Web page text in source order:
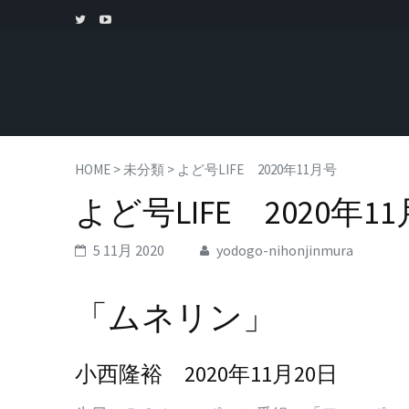
HOME >未分類 > よど号LIFE 2020年11月号
よど号LIFE 2020年11
5 11月 2020 yodogo-nihonjinmura
「ムネリン」
小西隆裕 2020年11月20日